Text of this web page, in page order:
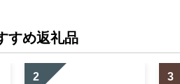
すめ返礼品
2 3